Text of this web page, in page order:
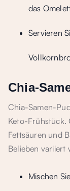
das
Servieren
Chia-
Chia-Samen-
Keto-Frühstück.
Fettsäuren und
Belieben variiert
Mischen